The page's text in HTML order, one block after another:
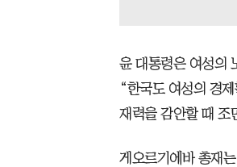
윤 대통령은 여성의
“한국도 여성의 경
재력을 감안할 때 조
게오르기에바 총재